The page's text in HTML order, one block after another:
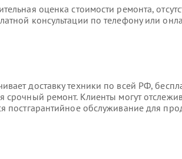
оценка стоимости ремонта,
консультации по телефону или
доставку техники по всей РФ,
ремонт. Клиенты могут
постгарантийное обслуживание для